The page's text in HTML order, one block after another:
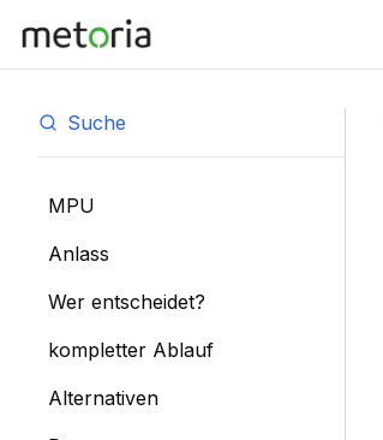
Suche
MPU
Anlass
Wer entscheidet?
kompletter Ablauf
Alternativen